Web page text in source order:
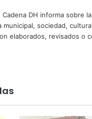
Cadena DH informa sobre
municipal, sociedad,
elaborados, revisados o